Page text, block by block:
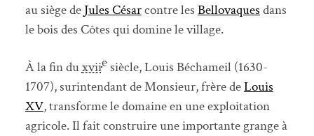
au siège de Jules Césarcontre les Bellovaques dans
le bois des Côtes qui domine le village.
À la fin duxviiesiècle, Louis Béchameil (1630-
1707), surintendant de Monsieur, frère deLouis
XV, transforme le domaine en une exploitation
agricole. Il fait construire une importante grange à